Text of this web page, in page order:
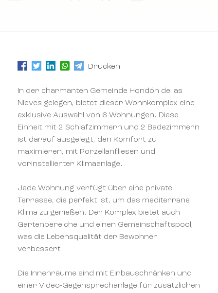
Drucken
In der charmanten Gemeinde Hondón de las
Nieves gelegen, bietet dieser Wohnkomplex eine
exklusive Auswahl von 6 Wohnungen. Diese
Einheit mit 2 Schlafzimmern und 2 Badezimmern
ist darauf ausgelegt, den Komfort zu
maximieren, mit Porzellanfliesen und
vorinstallierter Klimaanlage.
Jede Wohnung verfügt über eine private
Terrasse, die perfekt ist, um das mediterrane
Klima zu genießen. Der Komplex bietet auch
Gartenbereiche und einen Gemeinschaftspool,
was die Lebensqualität der Bewohner
verbessert.
Die Innenräume sind mit Einbauschränken und
einer Video-Gegensprechanlage für zusätzlichen